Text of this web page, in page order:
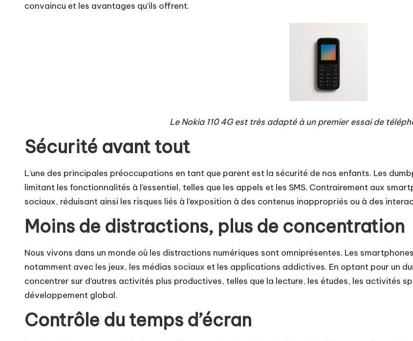
convaincu et les avantages qu’ils offrent.
LeNokia 110 4Gest très adapté à un premier essai de
Sécurité avant tout
L’une des principales préoccupations en tant que parent est la sécurité de nos enfants. Les
limitant les fonctionnalités à l’essentiel, telles que les appels et les SMS. Contrairement aux
sociaux, réduisant ainsi les risques liés à l’exposition à des contenus inappropriés ou à des
Moins de distractions, plus de concentration
Nous vivons dans un monde où les distractions numériques sont omniprésentes. Les
notamment avec les jeux, les médias sociaux et les applications addictives. En optant pour un
concentrer sur d’autres activités plus productives, telles que la lecture, les études, les activités
développement global.
Contrôle du temps d’écran